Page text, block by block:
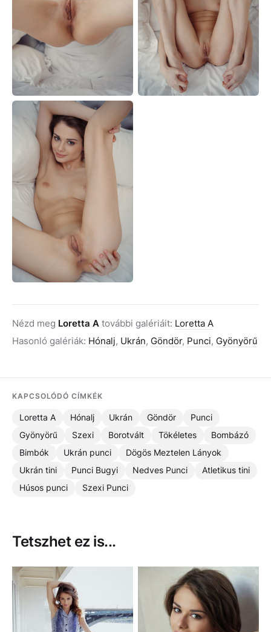
Nézd meg Loretta A további galériáit: Loretta A
Hasonló galériák: Hónalj, Ukrán, Göndör, Punci, Gyönyörű
KAPCSOLÓDÓ CÍMKÉK
Loretta A Hónalj Ukrán Göndör
Punci
Gyönyörű
Szexi Borotvált Tökéletes
Bombázó
Bimbók
Ukrán punci
Dögös Meztelen Lányok
Ukrán tini
Punci Bugyi Nedves Punci
Atletikus tini
Húsos punci
Szexi Punci
Tetszhet ez is...